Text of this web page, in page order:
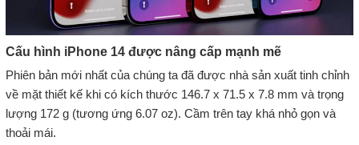
Cấu hình iPhone 14 được nâng cấp mạnh mẽ
Phiên bản mới nhất của chúng ta đã được nhà sản xuất tinh chỉnh
về mặt thiết kế khi có kích thước 146.7 x 71.5 x 7.8 mm và trọng
lượng 172 g (tương ứng 6.07 oz). Cầm trên tay khá nhỏ gọn và
thoải mái.